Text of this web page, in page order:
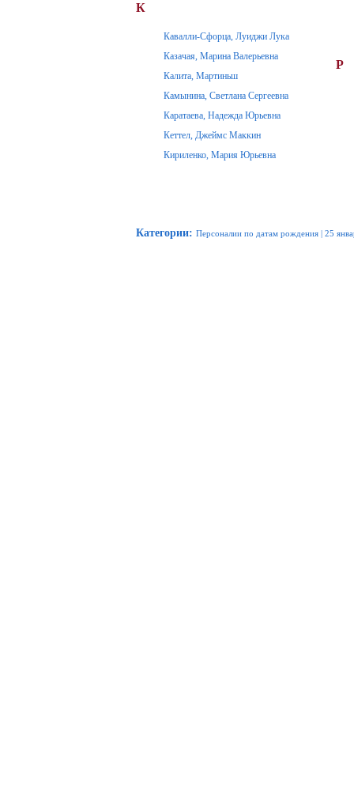
К
Кавалли-Сфорца, Луиджи Лука
Казачая, Марина Валерьевна
Калита, Мартиньш
Камынина, Светлана Сергеевна
Каратаева, Надежда Юрьевна
Кеттел, Джеймс Маккин
Кириленко, Мария Юрьевна
Р
Категории: Персоналии по датам рождения | 25